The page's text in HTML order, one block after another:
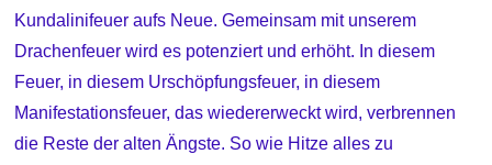
Kundalinifeuer aufs Neue. Gemeinsam mit unserem
Drachenfeuer wird es potenziert und erhöht. In diesem
Feuer, in diesem Urschöpfungsfeuer, in diesem
Manifestationsfeuer, das wiedererweckt wird, verbrennen
die Reste der alten Ängste. So wie Hitze alles zu